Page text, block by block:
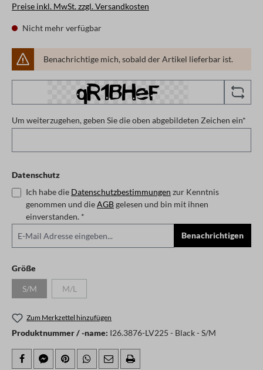
Preise inkl. MwSt. zzgl. Versandkosten
Nicht mehr verfügbar
Benachrichtige mich, sobald der Artikel lieferbar ist.
Um weiterzugehen, geben Sie die oben abgebildeten Zeichen ein*
Datenschutz
Ich habe die Datenschutzbestimmungen zur Kenntnis
genommen und dieAGBgelesen und bin mit ihnen
einverstanden. *
Benachrichtigen
Größeauswählen
S/M(Diese Option ist zurzeit nicht verfügbar.)
M/L(Diese Option ist zurzeit nicht verfügbar.)
Zum Merkzettel hinzufügen
Produktnummer / -name: I26.3876-LV225 - Black - S/M